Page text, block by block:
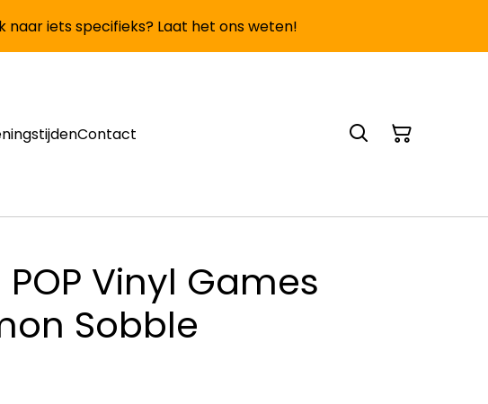
naar iets specifieks? Laat het ons weten!
Contact
POP Vinyl Games
Sobble